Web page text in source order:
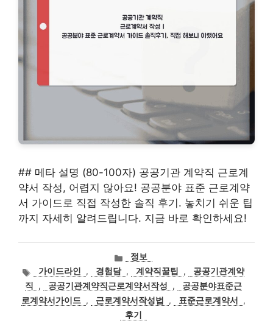
## 메타 설명 (80-100자) 공공기관 계약직 근로계
약서 작성, 어렵지 않아요! 공공분야 표준 근로계약
서 가이드로 직접 작성한 솔직 후기. 놓치기 쉬운 팁
까지 자세히 알려드립니다. 지금 바로 확인하세요!
카
고
리
정보
태가이드라인 , 경험담 , 계약직꿀팁 ,
공공기관계약
직
, 공공기관계약직근로계약서작성 ,
공공분야표준근
로계약서가이드 , 근로계약서작성법 , 표준근로계약서
,
후기